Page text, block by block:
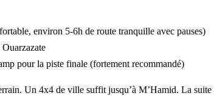
environ 5-6h de route tranquille avec pauses)
pour la piste finale (fortement recommandé)
Un 4x4 de ville suffit jusqu’à M’Hamid. La